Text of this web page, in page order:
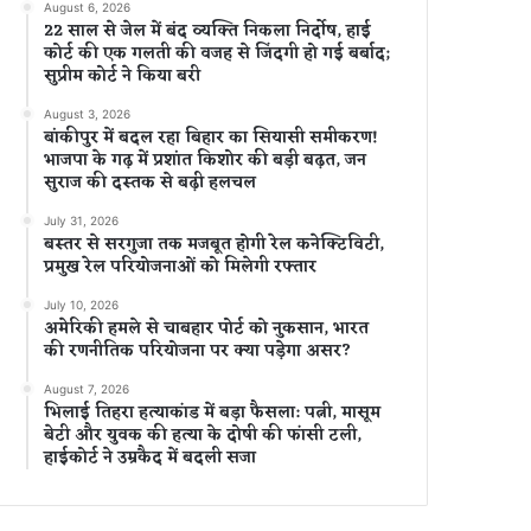
August 6, 2026
22 साल से जेल में बंद व्यक्ति निकला निर्दोष, हाई
कोर्ट की एक गलती की वजह से जिंदगी हो गई बर्बाद;
सुप्रीम कोर्ट ने किया बरी
August 3, 2026
बांकीपुर में बदल रहा बिहार का सियासी समीकरण!
भाजपा के गढ़ में प्रशांत किशोर की बड़ी बढ़त, जन
सुराज की दस्तक से बढ़ी हलचल
July 31, 2026
बस्तर से सरगुजा तक मजबूत होगी रेल कनेक्टिविटी,
प्रमुख रेल परियोजनाओं को मिलेगी रफ्तार
July 10, 2026
अमेरिकी हमले से चाबहार पोर्ट को नुकसान, भारत
की रणनीतिक परियोजना पर क्या पड़ेगा असर?
August 7, 2026
भिलाई तिहरा हत्याकांड में बड़ा फैसला: पत्नी, मासूम
बेटी और युवक की हत्या के दोषी की फांसी टली,
हाईकोर्ट ने उम्रकैद में बदली सजा